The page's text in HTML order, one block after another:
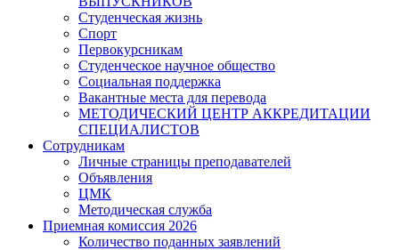
Студенческая жизнь
Спорт
Первокурсникам
Студенческое научное общество
Социальная поддержка
Вакантные места для перевода
МЕТОДИЧЕСКИЙ ЦЕНТР АККРЕДИТАЦИИ
СПЕЦИАЛИСТОВ
Сотрудникам
Личные страницы преподавателей
Объявления
ЦМК
Методическая служба
Приемная комиссия 2026
Количество поданных заявлений